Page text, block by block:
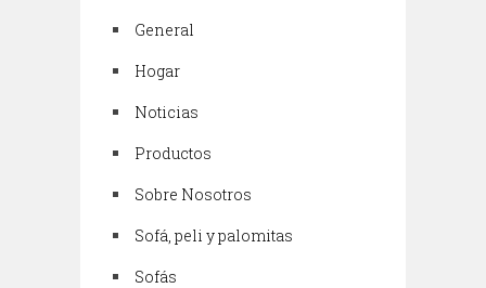
General
Hogar
Noticias
Productos
Sobre Nosotros
Sofá, peli y palomitas
Sofás